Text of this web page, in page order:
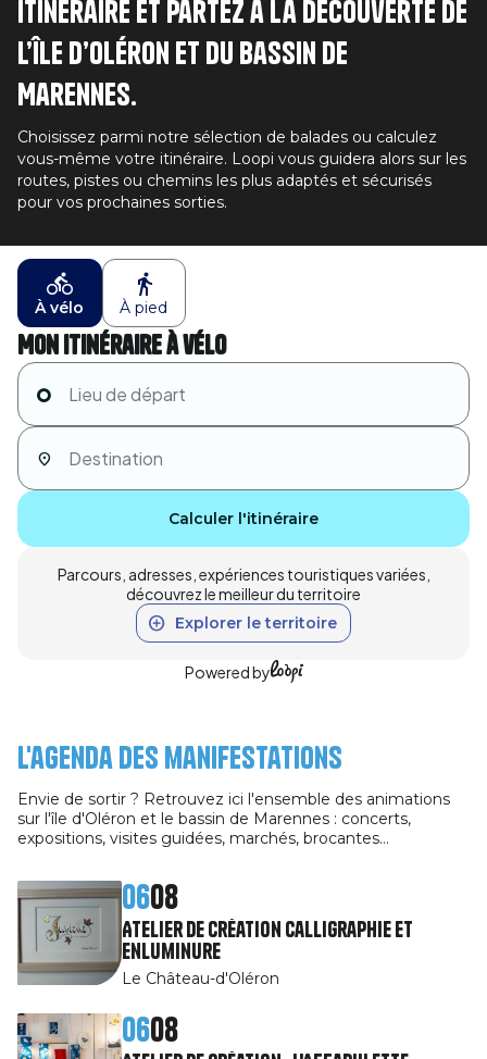
itinéraire et partez à la découverte de
l’île d’Oléron et du bassin de
Marennes.
Choisissez parmi notre sélection de balades ou calculez
vous-même votre itinéraire. Loopi vous guidera alors sur les
routes, pistes ou chemins les plus adaptés et sécurisés
pour vos prochaines sorties.
À vélo À pied
Mon itinéraire à vélo
Calculer l'itinéraire
Parcours, adresses, expériences touristiques variées,
découvrez le meilleur du territoire
Explorer le territoire
Powered by
L'agenda des manifestations
Envie de sortir ? Retrouvez ici l'ensemble des animations
sur l'île d'Oléron et le bassin de Marennes : concerts,
expositions, visites guidées, marchés, brocantes…
0608
Atelier de création calligraphie et
enluminure
Le Château-d'Oléron
0608